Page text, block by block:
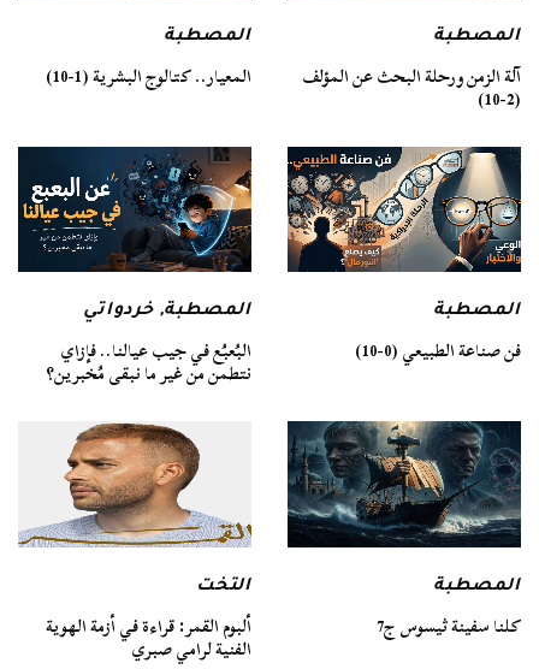
المصطبة
آلة الزمن ورحلة البحث عن المؤلف
(2-10)
المصطبة
المعيار.. كتالوج البشرية (1-10)
المصطبة
فن صناعة الطبيعي (0-10)
المصطبة,خردواتي
البُعبُع في جيب عيالنا.. فإزاي
نتطمن من غير ما نبقى مُخبرين؟
المصطبة
كلنا سفينة ثيسوس ج7
التخت
ألبوم القمر: قراءة في أزمة الهوية
الفنية لرامي صبري